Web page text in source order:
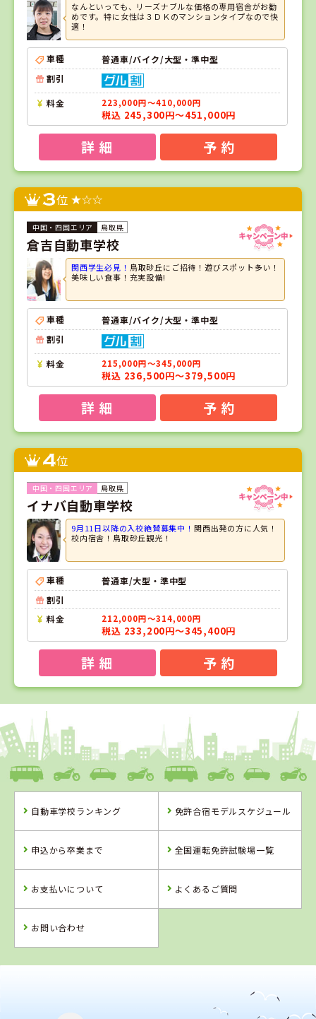
なんといっても、リーズナブルな価格の専用宿舎がお勧
めです。特に女性は３ＤＫのマンションタイプなので快
適！
車種
普通車/バイク/大型・準中型
割引
料金 223,000円～410,000円
税込 245,300円～451,000円
詳 細 予 約
3位
鳥取県
倉吉自動車学校
関西学生必見！ 鳥取砂丘にご招待！遊びスポット多い！
美味しい食事！充実設備!
車種
普通車/バイク/大型・準中型
割引
料金 215,000円～345,000円
税込 236,500円～379,500円
詳 細 予 約
4位
鳥取県
イナバ自動車学校
9月11日以降の入校絶賛募集中！ 関西出発の方に人気！
校内宿舎！鳥取砂丘観光！
車種
普通車/大型・準中型
割引
料金
212,000円～314,000円
税込 233,200円～345,400円
詳 細 予 約
1
徳島県
阿波自動車学校
詳 細 予 約
予 約
自動車学校ランキング 免許合宿モデルスケジュール
申込から卒業まで 全国運転免許試験場一覧
お支払いについて よくあるご質問
お問い合わせ